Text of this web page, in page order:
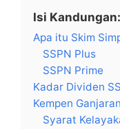
Isi Kandungan:
Apa itu Skim
SSPN Plus
SSPN Prime
Kadar Dividen
Kempen
Syarat